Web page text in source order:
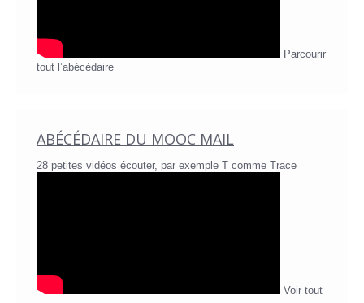
Parcourir
tout l’abécédaire
ABÉCÉDAIRE DU MOOC MAIL
28 petites vidéos écouter, par exemple T comme Trace
Voir tout